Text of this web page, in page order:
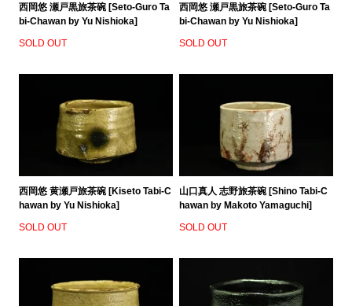
西岡悠 瀬戸黒旅茶碗 [Seto-Guro Ta
bi-Chawan by Yu Nishioka]
SOLD OUT
西岡悠 瀬戸黒旅茶碗 [Seto-Guro Ta
bi-Chawan by Yu Nishioka]
SOLD OUT
西岡悠 黄瀬戸旅茶碗 [Kiseto Tabi-C
hawan by Yu Nishioka]
SOLD OUT
山口真人 志野旅茶碗 [Shino Tabi-C
hawan by Makoto Yamaguchi]
SOLD OUT